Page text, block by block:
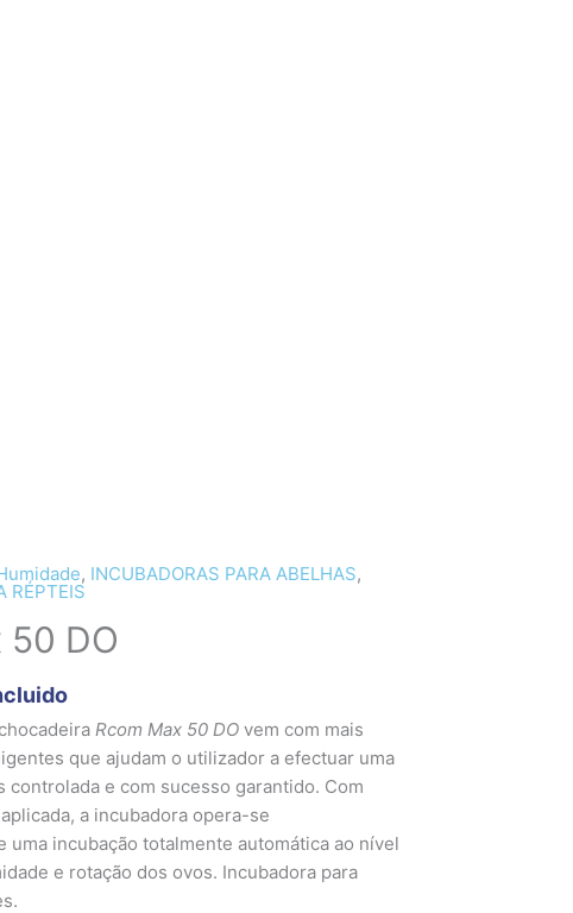
, INCUBADORAS PARA ABELHAS,
RÉPTEIS
50 DO
Rcom Max 50 DOvem com mais
que ajudam o utilizador a efectuar uma
controlada e com sucesso garantido. Com
a incubadora opera-se
uma incubação totalmente automática ao nível
e rotação dos ovos. Incubadora para